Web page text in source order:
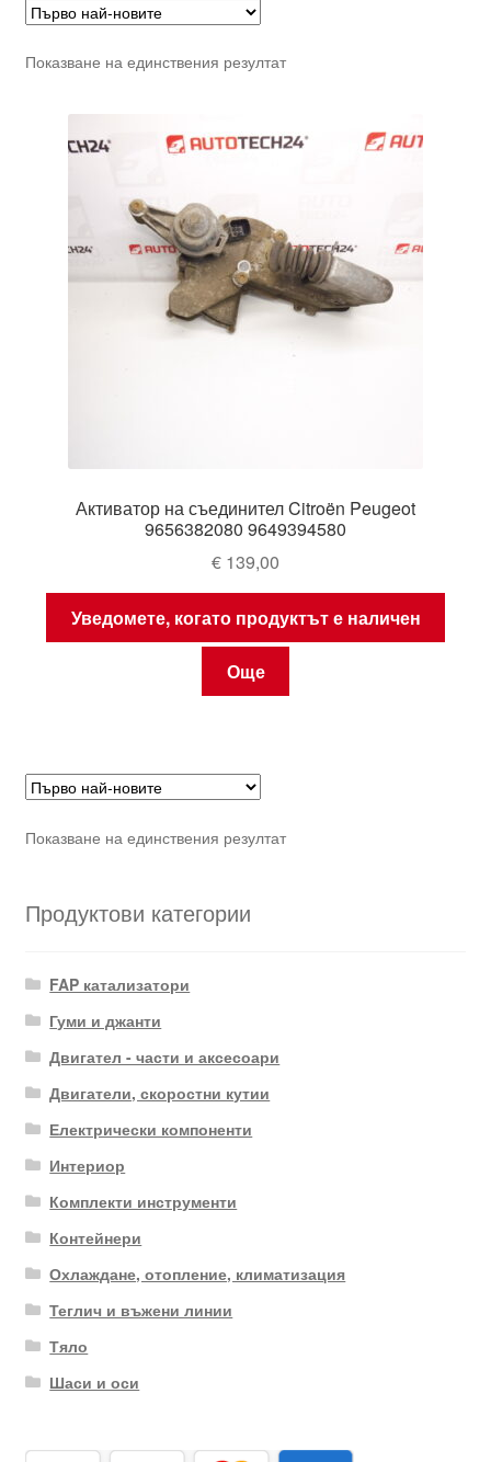
Показване на единствения резултат
Активатор на съединител Citroën Peugeot
9656382080 9649394580
€ 139,00
Уведомете, когато продуктът е наличен
Още
Показване на единствения резултат
Продуктови категории
FAP катализатори
Гуми и джанти
Двигател - части и аксесоари
Двигатели, скоростни кутии
Електрически компоненти
Интериор
Комплекти инструменти
Контейнери
Охлаждане, отопление, климатизация
Теглич и въжени линии
Тяло
Шаси и оси